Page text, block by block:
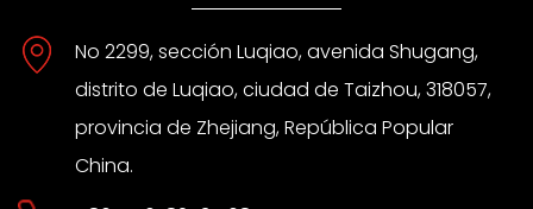
No 2299, sección Luqiao, avenida Shugang,
distrito de Luqiao, ciudad de Taizhou, 318057,
provincia de Zhejiang, República Popular
China.